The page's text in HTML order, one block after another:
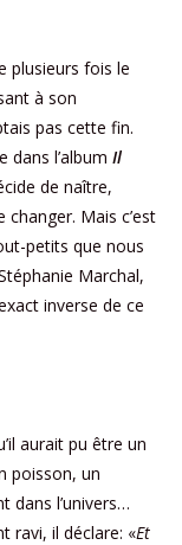
plusieurs fois le
à son
pas cette fin.
dans l’album Il
de naître,
Mais c’est
petits que nous
Marchal,
inverse de ce
aurait pu être un
poisson, un
dans l’univers…
ravi, il déclare: «Et